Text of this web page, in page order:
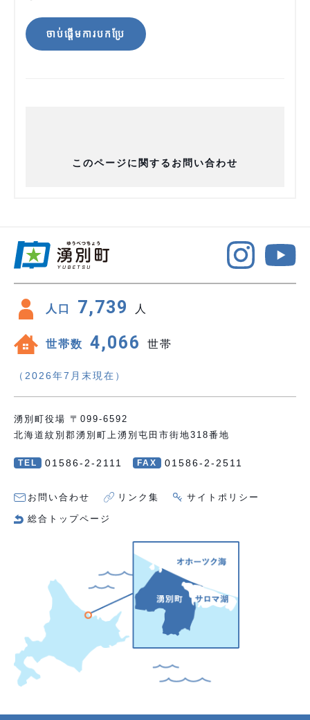
ចាប់ផ្តើមការបកប្រែ
このページに関するお問い合わせ
人口 7,739 人
世帯数 4,066 世帯
（2026年7月末現在）
湧別町役場 〒099-6592
北海道紋別郡湧別町上湧別屯田市街地318番地
TEL 01586-2-2111 FAX 01586-2-2511
お問い合わせ リンク集 サイトポリシー
総合トップページ